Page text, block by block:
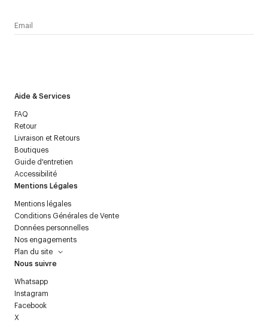
Aide & Services
FAQ
Retour
Livraison et Retours
Boutiques
Guide d'entretien
Accessibilité
Mentions Légales
Mentions légales
Conditions Générales de Vente
Données personnelles
Nos engagements
Plan du site
Nous suivre
Whatsapp
Instagram
Facebook
X